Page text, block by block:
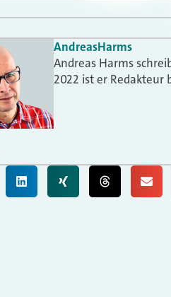
AndreasHarms
Andreas Harms
2022 ist er Redakteur